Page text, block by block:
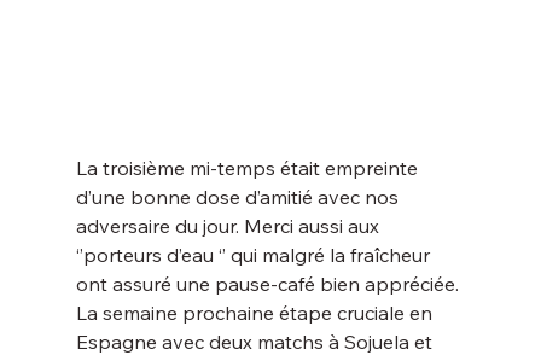
La troisième mi-temps était empreinte
d’une bonne dose d’amitié avec nos
adversaire du jour. Merci aussi aux
‘’porteurs d’eau ‘’ qui malgré la fraîcheur
ont assuré une pause-café bien appréciée.
La semaine prochaine étape cruciale en
Espagne avec deux matchs à Sojuela et